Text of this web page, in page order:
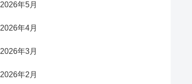
2026年5月
2026年4月
2026年3月
2026年2月